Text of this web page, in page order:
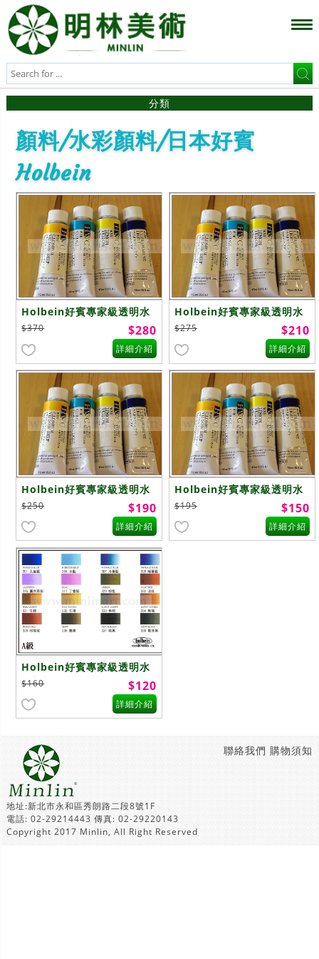
分類
顏料/水彩顏料/日本好賓
Holbein
Holbein好賓專家級透明水
彩顏料E級 單售/15ml
$370 $280
詳細介紹
Holbein好賓專家級透明水
彩顏料D級 單售/15ml
$275 $210
詳細介紹
Holbein好賓專家級透明水
彩顏料C級 單售/15ml
$250 $190
詳細介紹
Holbein好賓專家級透明水
彩顏料B級 單售/15ml
$195 $150
詳細介紹
Holbein好賓專家級透明水
彩顏料A級 單售/15ml
$160 $120
詳細介紹
購物須知
聯絡我們
地址:新北市永和區秀朗路二段8號1F
電話: 02-29214443 傳真: 02-29220143
Copyright 2017 Minlin, All Right Reserved